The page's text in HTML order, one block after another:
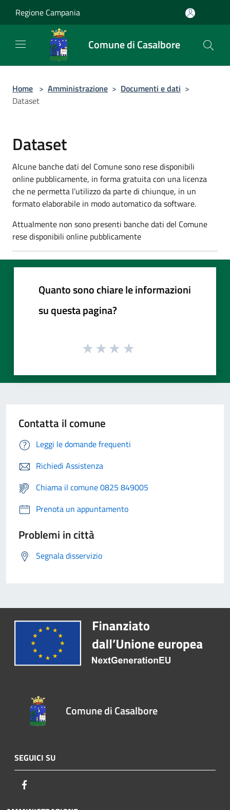
Regione Campania
Comune di Casalbore
Home > Amministrazione > Documenti e dati >
Dataset
Dataset
Alcune banche dati del Comune sono rese disponibili
online pubblicamente, in forma gratuita con una licenza
che ne permetta l’utilizzo da parte di chiunque, in un
formato elaborabile in modo automatico da software.
Attualmente non sono presenti banche dati del Comune
rese disponibili online pubblicamente
Quanto sono chiare le informazioni
su questa pagina?
Contatta il comune
Leggi le domande frequenti
Richiedi Assistenza
Chiama il comune 0825 849005
Prenota un appuntamento
Problemi in città
Segnala disservizio
Comune di Casalbore
SEGUICI SU